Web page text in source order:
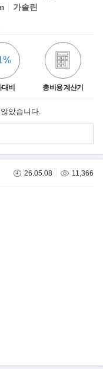
가솔린
비 총비용 계산기
았습니다.
26.05.08 11,366